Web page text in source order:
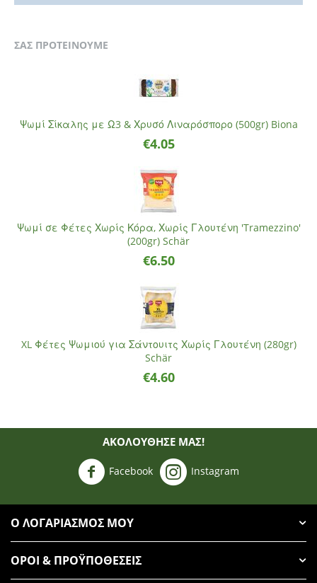
ΣΑΣ ΠΡΟΤΕΙΝΟΥΜΕ
Ψωμί Σίκαλης με Ω3 & Χρυσό Λιναρόσπορο (500gr) Biona
€4.05
Ψωμί σε Φέτες Χωρίς Κόρα, Χωρίς Γλουτένη 'Tramezzino'
(200gr) Schär
€6.50
XL Φέτες Ψωμιού για Σάντουιτς Χωρίς Γλουτένη (280gr)
Schär
€4.60
ΑΚΟΛΟΥΘΗΣΈ ΜΑΣ!
Facebook Instagram
Ο ΛΟΓΑΡΙΑΣΜΌΣ ΜΟΥ
ΌΡΟΙ & ΠΡΟΫΠΟΘΈΣΕΙΣ